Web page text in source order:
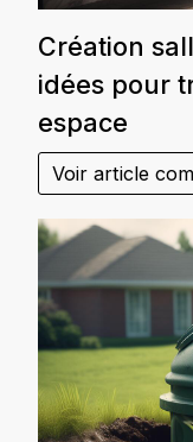
Création
idées pour
espace
Voir article